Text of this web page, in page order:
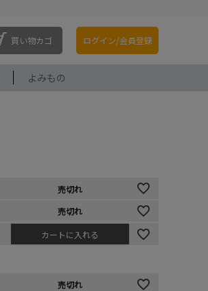
買い物カゴ ログイン/会員登録
よみもの
売切れ
売切れ
カートに入れる
売切れ